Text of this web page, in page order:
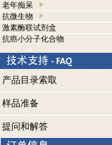
老年痴呆
抗微生物
激素酶联试剂盒
抗癌小分子化合物
产品目录索取
样品准备
提问和解答